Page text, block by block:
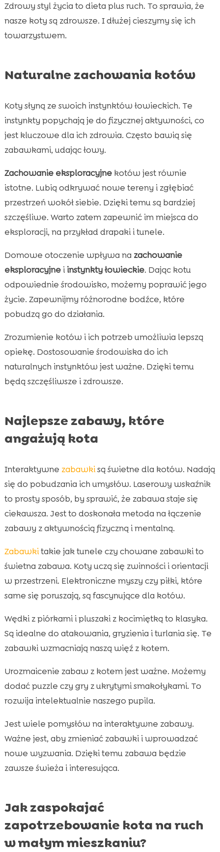
Zdrowy styl życia to dieta plus ruch. To sprawia, że
nasze koty są zdrowsze. I dłużej cieszymy się ich
towarzystwem.
Naturalne zachowania kotów
Koty słyną ze swoich instynktów łowieckich. Te
instynkty popychają je do fizycznej aktywności, co
jest kluczowe dla ich zdrowia. Często bawią się
zabawkami, udając łowy.
Zachowanie eksploracyjnekotów jest równie
istotne. Lubią odkrywać nowe tereny i zgłębiać
przestrzeń wokół siebie. Dzięki temu są bardziej
szczęśliwe. Warto zatem zapewnić im miejsca do
eksploracji, na przykład drapaki i tunele.
Domowe otoczenie wpływa na zachowanie
eksploracyjnei instynkty łowieckie. Dając kotu
odpowiednie środowisko, możemy poprawić jego
życie. Zapewnijmy różnorodne bodźce, które
pobudzą go do działania.
Zrozumienie kotów i ich potrzeb umożliwia lepszą
opiekę. Dostosowanie środowiska do ich
naturalnych instynktów jest ważne. Dzięki temu
będą szczęśliwsze i zdrowsze.
Najlepsze zabawy, które
angażują kota
Interaktywne zabawkisą świetne dla kotów. Nadają
się do pobudzania ich umysłów. Laserowy wskaźnik
to prosty sposób, by sprawić, że zabawa staje się
ciekawsza. Jest to doskonała metoda na łączenie
zabawy z aktywnością fizyczną i mentalną.
Zabawkitakie jak tunele czy chowane zabawki to
świetna zabawa. Koty uczą się zwinności i orientacji
w przestrzeni. Elektroniczne myszy czy piłki, które
same się poruszają, są fascynujące dla kotów.
Wędki z piórkami i pluszaki z kocimiętką to klasyka.
Są idealne do atakowania, gryzienia i turlania się. Te
zabawki wzmacniają naszą więź z kotem.
Urozmaicenie zabaw z kotem jest ważne. Możemy
dodać puzzle czy gry z ukrytymi smakołykami. To
rozwija intelektualnie naszego pupila.
Jest wiele pomysłów na interaktywne zabawy.
Ważne jest, aby zmieniać zabawki i wprowadzać
nowe wyzwania. Dzięki temu zabawa będzie
zawsze świeża i interesująca.
Jak zaspokajać
zapotrzebowanie kota na ruch
w małym mieszkaniu?